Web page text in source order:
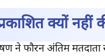
क्यों नहीं
ने फौरन अंतिम मतदाता